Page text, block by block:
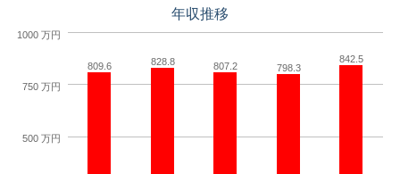
年収推移
809.6 828.8 807.2 798.3
842.5
500 万円
750 万円
1000 万円